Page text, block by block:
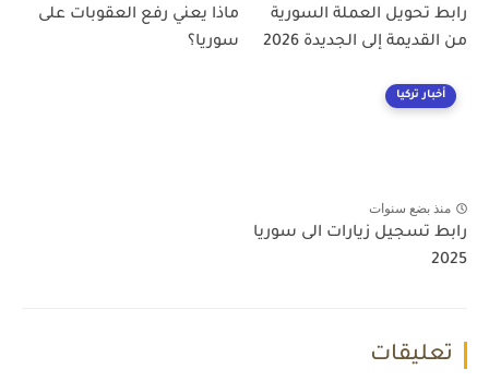
رابط تحويل العملة السورية
من القديمة إلى الجديدة 2026
ماذا يعني رفع العقوبات على
سوريا؟
أخبار تركيا
منذ بضع سنوات
رابط تسجيل زيارات الى سوريا
2025
تعليقات